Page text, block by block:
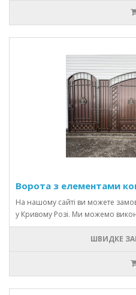
Ворота з елементами
На нашому сайті ви можете
у Кривому Розі. Ми можемо
ШВИДКЕ